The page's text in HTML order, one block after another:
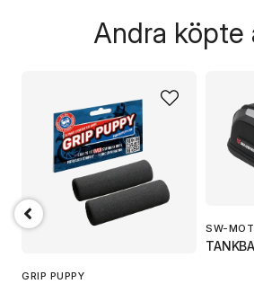
Skicka fråga
Andra köpte
GRIP PUPPY
SW-